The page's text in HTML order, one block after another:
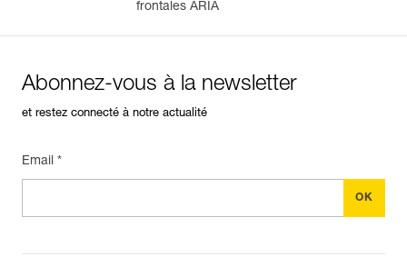
frontales ARIA
Abonnez-vous à la newsletter
et restez connecté à notre actualité
Email *